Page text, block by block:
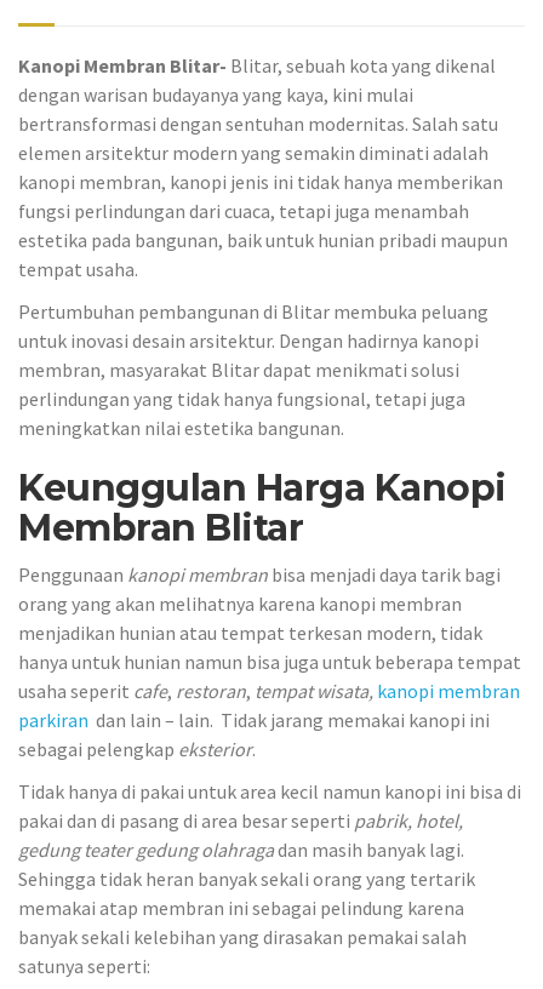
Kanopi Membran Blitar- Blitar, sebuah kota yang dikenal
dengan warisan budayanya yang kaya, kini mulai
bertransformasi dengan sentuhan modernitas. Salah satu
elemen arsitektur modern yang semakin diminati adalah
kanopi membran, kanopi jenis ini tidak hanya memberikan
fungsi perlindungan dari cuaca, tetapi juga menambah
estetika pada bangunan, baik untuk hunian pribadi maupun
tempat usaha.
Pertumbuhan pembangunan di Blitar membuka peluang
untuk inovasi desain arsitektur. Dengan hadirnya kanopi
membran, masyarakat Blitar dapat menikmati solusi
perlindungan yang tidak hanya fungsional, tetapi juga
meningkatkan nilai estetika bangunan.
Keunggulan Harga Kanopi
Membran Blitar
Penggunaan kanopi membran bisa menjadi daya tarik bagi
orang yang akan melihatnya karena kanopi membran
menjadikan hunian atau tempat terkesan modern, tidak
hanya untuk hunian namun bisa juga untuk beberapa tempat
usaha seperit cafe, restoran, tempat wisata, kanopi membran
parkiran dan lain – lain. Tidak jarang memakai kanopi ini
sebagai pelengkap eksterior.
Tidak hanya di pakai untuk area kecil namun kanopi ini bisa di
pakai dan di pasang di area besar seperti pabrik, hotel,
gedung teater gedung olahragadan masih banyak lagi.
Sehingga tidak heran banyak sekali orang yang tertarik
memakai atap membran ini sebagai pelindung karena
banyak sekali kelebihan yang dirasakan pemakai salah
satunya seperti: